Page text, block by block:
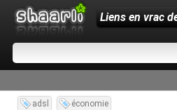
Liens en vrac
adsl économie